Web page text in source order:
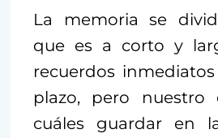
La memoria se
que es a corto y
recuerdos
plazo, pero nuestro
cuáles guardar en